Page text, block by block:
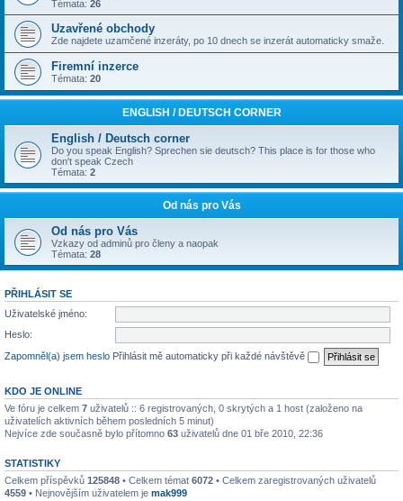
Témata: 26
Uzavřené obchody
Zde najdete uzamčené inzeráty, po 10 dnech se inzerát automaticky smaže.
Firemní inzerce
Témata: 20
ENGLISH / DEUTSCH CORNER
English / Deutsch corner
Do you speak English? Sprechen sie deutsch? This place is for those who
don't speak Czech
Témata: 2
Od nás pro Vás
Od nás pro Vás
Vzkazy od adminů pro členy a naopak
Témata: 28
PŘIHLÁSIT SE
Uživatelské jméno:
Heslo:
Zapomněl(a) jsem heslo Přihlásit mě automaticky při každé návštěvě
KDO JE ONLINE
Ve fóru je celkem 7 uživatelů :: 6 registrovaných, 0 skrytých a 1 host (založeno na
uživatelích aktivních během posledních 5 minut)
Nejvíce zde současně bylo přítomno 63 uživatelů dne 01 bře 2010, 22:36
STATISTIKY
Celkem příspěvků 125848 • Celkem témat 6072 • Celkem zaregistrovaných uživatelů
4559 • Nejnovějším uživatelem je mak999